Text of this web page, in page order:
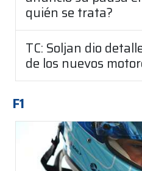
quién se trata?
TC: Soljan dio
de los nuevos
F1